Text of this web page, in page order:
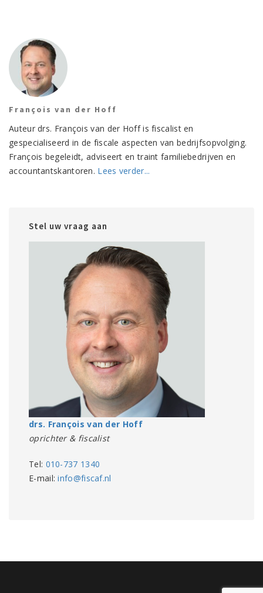
François van der Hoff
Auteur drs. François van der Hoff is fiscalist en
gespecialiseerd in de fiscale aspecten van bedrijfsopvolging.
François begeleidt, adviseert en traint familiebedrijven en
accountantskantoren. Lees verder...
Stel uw vraag aan
drs. François van der Hoff
oprichter & fiscalist
Tel: 010-737 1340
E-mail:info@fiscaf.nl